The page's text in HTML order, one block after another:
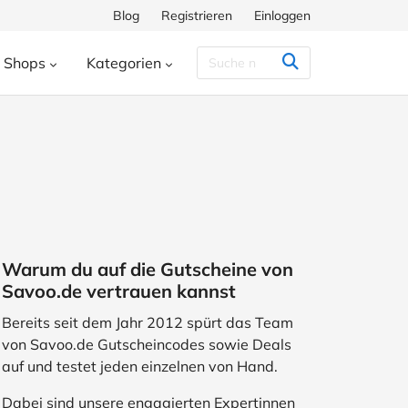
Blog Registrieren Einloggen
Shops
TUI WeightWatchers
Kategorien
Haustierbedarf
Sport Studenten
Wohnen & Garten
Warum du auf die Gutscheine von
Savoo.de vertrauen kannst
Bereits seit dem Jahr 2012 spürt das Team
von Savoo.de Gutscheincodes sowie Deals
auf und testet jeden einzelnen von Hand.
Dabei sind unsere engagierten Expertinnen